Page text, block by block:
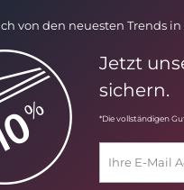
von den neuesten Trends
Jetzt
sichern.
*Die vollständigen